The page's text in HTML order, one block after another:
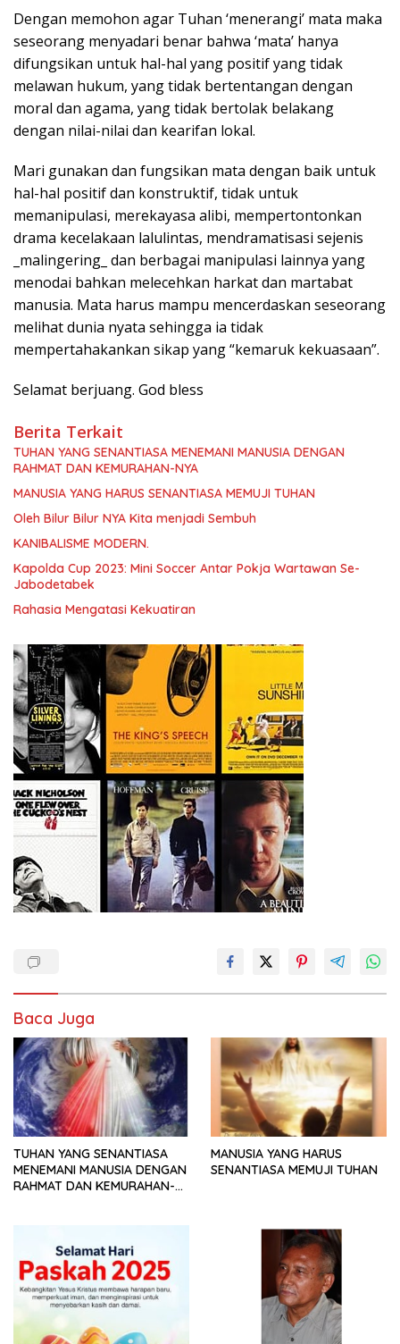
Dengan memohon agar Tuhan ‘menerangi’ mata maka
seseorang menyadari benar bahwa ‘mata’ hanya
difungsikan untuk hal-hal yang positif yang tidak
melawan hukum, yang tidak bertentangan dengan
moral dan agama, yang tidak bertolak belakang
dengan nilai-nilai dan kearifan lokal.
Mari gunakan dan fungsikan mata dengan baik untuk
hal-hal positif dan konstruktif, tidak untuk
memanipulasi, merekayasa alibi, mempertontonkan
drama kecelakaan lalulintas, mendramatisasi sejenis
_malingering_ dan berbagai manipulasi lainnya yang
menodai bahkan melecehkan harkat dan martabat
manusia. Mata harus mampu mencerdaskan seseorang
melihat dunia nyata sehingga ia tidak
mempertahakankan sikap yang “kemaruk kekuasaan”.
Selamat berjuang. God bless
Berita Terkait
TUHAN YANG SENANTIASA MENEMANI MANUSIA DENGAN
RAHMAT DAN KEMURAHAN-NYA
MANUSIA YANG HARUS SENANTIASA MEMUJI TUHAN
Oleh Bilur Bilur NYA Kita menjadi Sembuh
KANIBALISME MODERN.
Kapolda Cup 2023: Mini Soccer Antar Pokja Wartawan Se-
Jabodetabek
Rahasia Mengatasi Kekuatiran
Baca Juga
TUHAN YANG SENANTIASA
MENEMANI MANUSIA DENGAN
RAHMAT DAN KEMURAHAN-
MANUSIA YANG HARUS
SENANTIASA MEMUJI TUHAN